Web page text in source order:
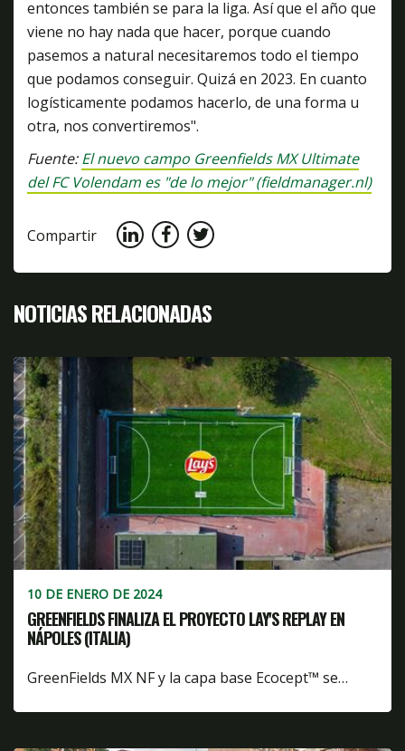
entonces también se para la liga. Así que el año que
viene no hay nada que hacer, porque cuando
pasemos a natural necesitaremos todo el tiempo
que podamos conseguir. Quizá en 2023. En cuanto
logísticamente podamos hacerlo, de una forma u
otra, nos convertiremos".
Fuente:El nuevo campo Greenfields MX Ultimate
del FC Volendam es "de lo mejor" (fieldmanager.nl)
Compartir
NOTICIAS RELACIONADAS
10 DE ENERO DE 2024
GREENFIELDS FINALIZA EL PROYECTO LAY'S REPLAY EN
NÁPOLES (ITALIA)
GreenFields MX NF y la capa base Ecocept™ se…